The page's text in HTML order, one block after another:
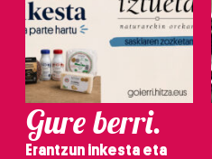
Gure berri.
Erantzun inkesta eta